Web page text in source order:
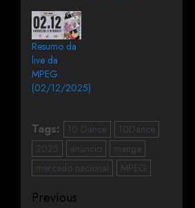
Resumo da
live da
MPEG
(02/12/2025)
Tags: 10 Dance
10Dance
2025
anúncio
manga
mercado nacional
MPEG
Previous